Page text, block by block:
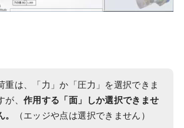
重は、「力」か「圧力」を選択できま
が、 作用する「面」しか選択できませ
。
（エッジや点は選択できません）